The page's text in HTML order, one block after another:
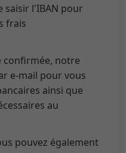
saisir l'IBAN pour
frais
confirmée, notre
e-mail pour vous
ainsi que
au
pouvez également